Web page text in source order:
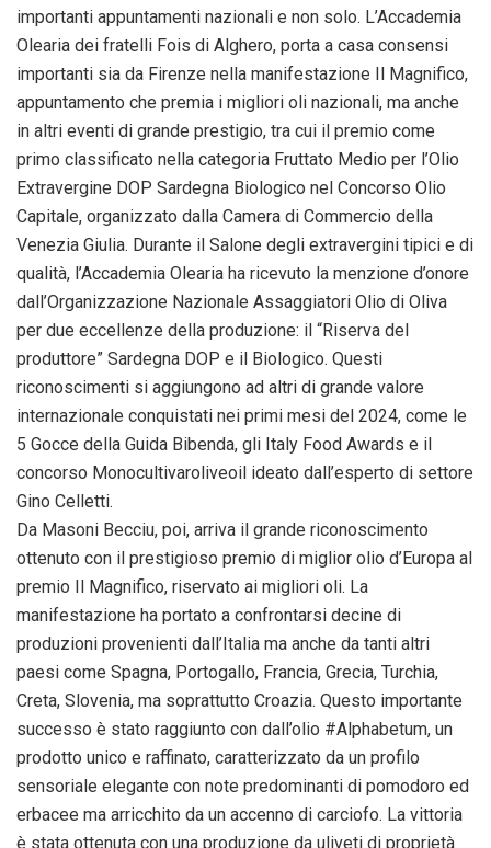
importanti appuntamenti nazionali e non solo. L’Accademia
Olearia dei fratelli Fois di Alghero, porta a casa consensi
importanti sia da Firenze nella manifestazione Il Magnifico,
appuntamento che premia i migliori oli nazionali, ma anche
in altri eventi di grande prestigio, tra cui il premio come
primo classificato nella categoria Fruttato Medio per l’Olio
Extravergine DOP Sardegna Biologico nel Concorso Olio
Capitale, organizzato dalla Camera di Commercio della
Venezia Giulia. Durante il Salone degli extravergini tipici e di
qualità, l’Accademia Olearia ha ricevuto la menzione d’onore
dall’Organizzazione Nazionale Assaggiatori Olio di Oliva
per due eccellenze della produzione: il “Riserva del
produttore” Sardegna DOP e il Biologico. Questi
riconoscimenti si aggiungono ad altri di grande valore
internazionale conquistati nei primi mesi del 2024, come le
5 Gocce della Guida Bibenda, gli Italy Food Awards e il
concorso Monocultivaroliveoil ideato dall’esperto di settore
Gino Celletti.
Da Masoni Becciu, poi, arriva il grande riconoscimento
ottenuto con il prestigioso premio di miglior olio d’Europa al
premio Il Magnifico, riservato ai migliori oli. La
manifestazione ha portato a confrontarsi decine di
produzioni provenienti dall’Italia ma anche da tanti altri
paesi come Spagna, Portogallo, Francia, Grecia, Turchia,
Creta, Slovenia, ma soprattutto Croazia. Questo importante
successo è stato raggiunto con dall’olio #Alphabetum, un
prodotto unico e raffinato, caratterizzato da un profilo
sensoriale elegante con note predominanti di pomodoro ed
erbacee ma arricchito da un accenno di carciofo. La vittoria
è stata ottenuta con una produzione da uliveti di proprietà